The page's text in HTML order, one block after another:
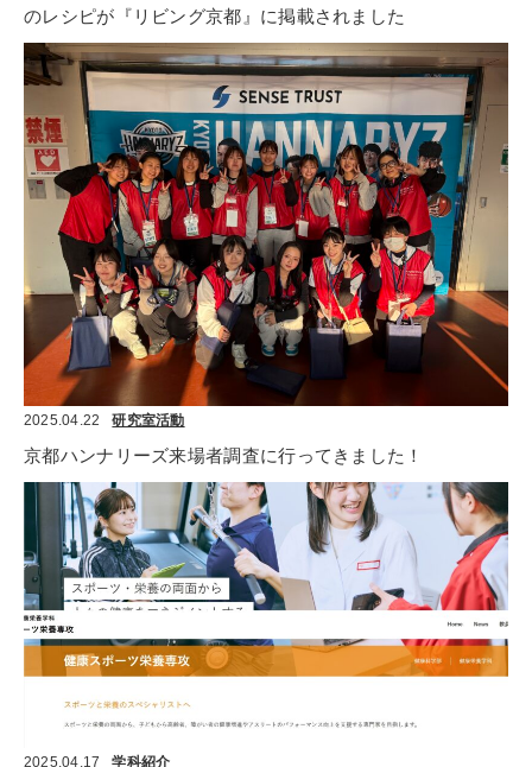
のレシピが『リビング京都』に掲載されました
2025.04.22 研究室活動
京都ハンナリーズ来場者調査に行ってきました！
2025.04.17 学科紹介